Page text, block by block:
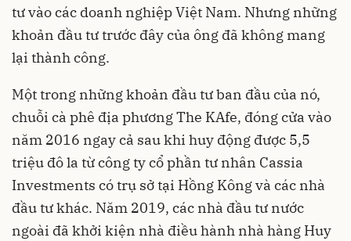
tư vào các doanh nghiệp Việt Nam. Nhưng những
khoản đầu tư trước đây của ông đã không mang
lại thành công.
Một trong những khoản đầu tư ban đầu của nó,
chuỗi cà phê địa phương The KAfe, đóng cửa vào
năm 2016 ngay cả sau khi huy động được 5,5
triệu đô la từ công ty cổ phần tư nhân Cassia
Investments có trụ sở tại Hồng Kông và các nhà
đầu tư khác. Năm 2019, các nhà đầu tư nước
ngoài đã khởi kiện nhà điều hành nhà hàng Huy